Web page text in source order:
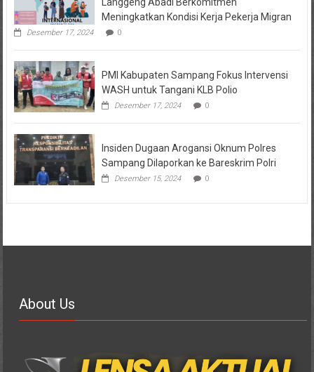
Meningkatkan Kondisi Kerja Pekerja Migran
Desember 17, 2024 0
PMI Kabupaten Sampang Fokus Intervensi
WASH untuk Tangani KLB Polio
Desember 17, 2024 0
Insiden Dugaan Arogansi Oknum Polres
Sampang Dilaporkan ke Bareskrim Polri
Desember 15, 2024 0
About Us